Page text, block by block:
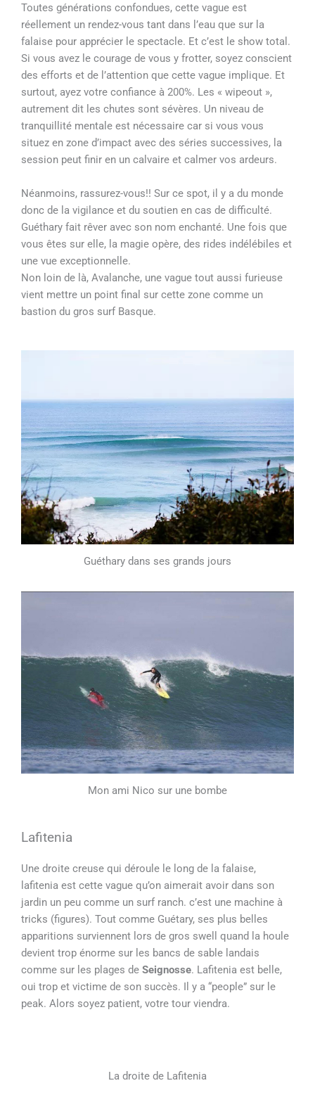
Toutes générations confondues, cette vague est
réellement un rendez-vous tant dans l’eau que sur la
falaise pour apprécier le spectacle. Et c’est le show total.
Si vous avez le courage de vous y frotter, soyez conscient
des efforts et de l’attention que cette vague implique. Et
surtout, ayez votre confiance à 200%. Les « wipeout »,
autrement dit les chutes sont sévères. Un niveau de
tranquillité mentale est nécessaire car si vous vous
situez en zone d’impact avec des séries successives, la
session peut finir en un calvaire et calmer vos ardeurs.
Néanmoins, rassurez-vous!! Sur ce spot, il y a du monde
donc de la vigilance et du soutien en cas de difficulté.
Guéthary fait rêver avec son nom enchanté. Une fois que
vous êtes sur elle, la magie opère, des rides indélébiles et
une vue exceptionnelle.
Non loin de là, Avalanche, une vague tout aussi furieuse
vient mettre un point final sur cette zone comme un
bastion du gros surf Basque.
Guéthary dans ses grands jours
Mon ami Nico sur une bombe
Lafitenia
Une droite creuse qui déroule le long de la falaise,
lafitenia est cette vague qu’on aimerait avoir dans son
jardin un peu comme un surf ranch. c’est une machine à
tricks (figures). Tout comme Guétary, ses plus belles
apparitions surviennent lors de gros swell quand la houle
devient trop énorme sur les bancs de sable landais
comme sur les plages de Seignosse. Lafitenia est belle,
oui trop et victime de son succès. Il y a “people” sur le
peak. Alors soyez patient, votre tour viendra.
La droite de Lafitenia